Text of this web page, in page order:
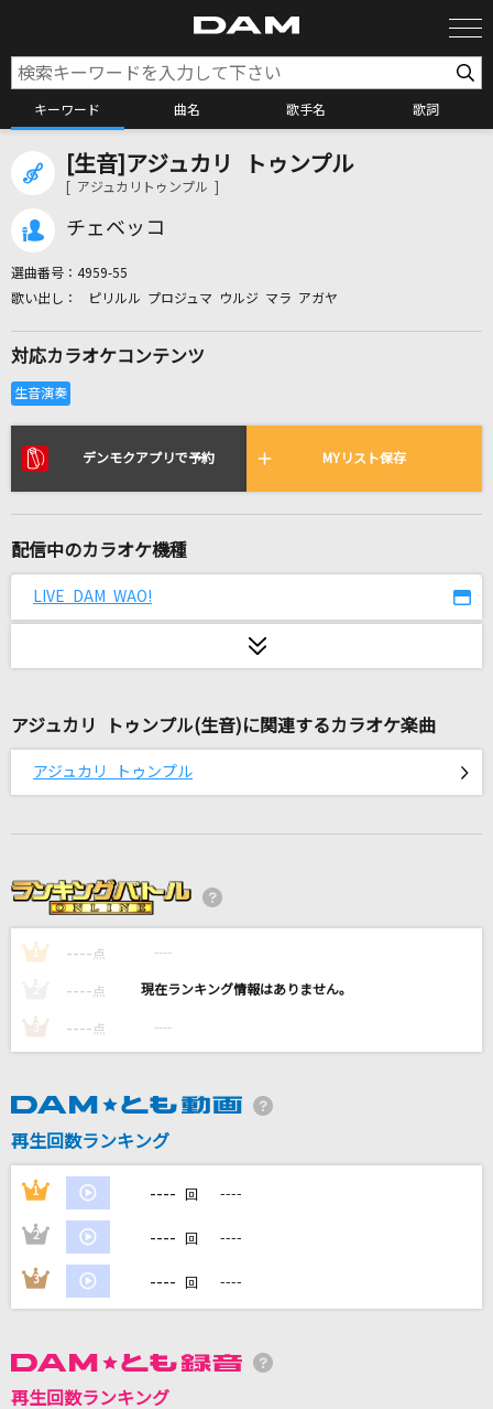
キーワード 曲名 歌手名 歌詞
カラオケ検索
リアルタイムで歌われている曲の一覧
HOWEVER
Attack it!
劇薬中毒
＝LOVE
[生音]Tinder
[生音]星影のエール
GReeeeN
コブクロ
Mr.Children
アイデンティティ
酒井ミキオ
DNA feat. Kohjiya,PUNPEE
BIM
DAMの新曲・ランキングなど
[生音]アジュカリ トゥンプル
[ アジュカリトゥンプル ]
チェベッコ
選曲番号： 4959-55
ピリルル プロジュマ ウルジ マラ アガヤ
対応カラオケコンテンツ
デンモクアプリで予約 MYリスト保存
配信中のカラオケ機種
LIVE DAM WAO!
アジュカリ トゥンプル(生音)に関連するカラオケ楽曲
アジュカリ トゥンプル
1 ---- 点 ----
---- 点 ----
3 ---- 点 ----
再生回数ランキング
1 ---- 回 ----
2 ---- 回 ----
3 ---- 回 ----
再生回数ランキング